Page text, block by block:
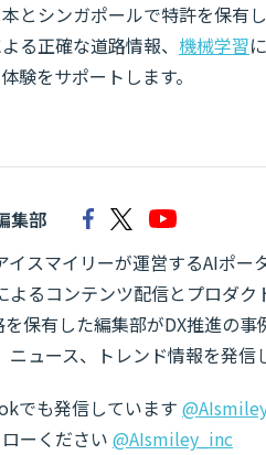
とシンガポールで特許を保有
る正確な道路情報、 機械学習
験をサポートします。
集部
イスマイリーが運営するAIポー
よるコンテンツ配信とプロダ
を保有した編集部がDX推進の
ニュース、トレンド情報を発信
でも発信しています
ローください @AIsmiley_inc